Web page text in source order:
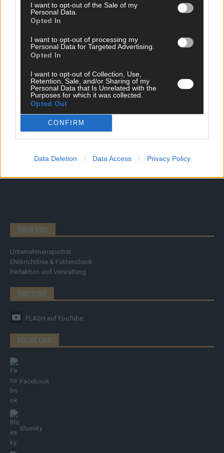
I want to opt-out of the Sale of my
Personal Data.
Opted In
I want to opt-out of processing my
Personal Data for Targeted Advertising.
Opted In
I want to opt-out of Collection, Use,
Retention, Sale, and/or Sharing of my
Personal Data that Is Unrelated with the
Purposes for which it was collected.
Opted Out
CONFIRM
Data Deletion Data Access Privacy Policy
DIREKT ZUM THEMA
Politik & Co
Tipps & Tricks
Brainpower
Specials
Meinung
Streams & Storys
ÜBER UNS
Unternehmensporträt
Ehtikrichtlinie & Faktencheck
Redaktion und Verwaltung
YOUTUBE
FLASH auf YouTube
FOLGE UNS
Facebook
Bluesky